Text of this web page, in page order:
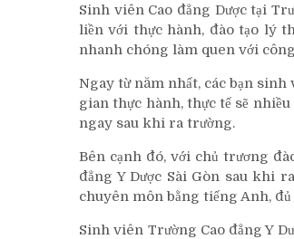
Sinh viên Cao đẳng Dược tại
liền với thực hành, đào tạo lý
nhanh chóng làm quen với
Ngay từ năm nhất, các bạn sinh
gian thực hành, thực tế sẽ
ngay sau khi ra trường.
Bên cạnh đó, với chủ trương
đẳng Y Dược Sài Gòn sau khi
chuyên môn bằng tiếng Anh,
Sinh viên Trường Cao đẳng Y